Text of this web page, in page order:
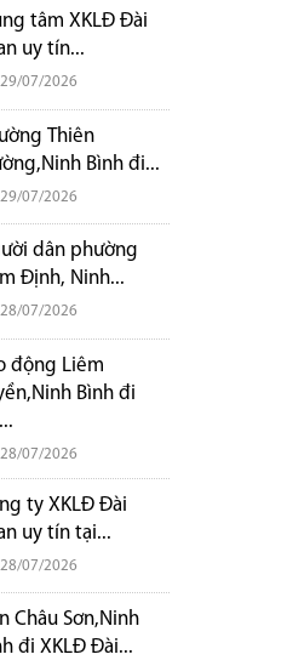
tâm XKLĐ Đài
uy tín...
29/07/2026
Thiên
Bình đi...
29/07/2026
dân phường
Định, Ninh...
28/07/2026
động Liêm
Bình đi
28/07/2026
ty XKLĐ Đài
uy tín tại...
28/07/2026
Châu Sơn,Ninh
đi XKLĐ Đài...